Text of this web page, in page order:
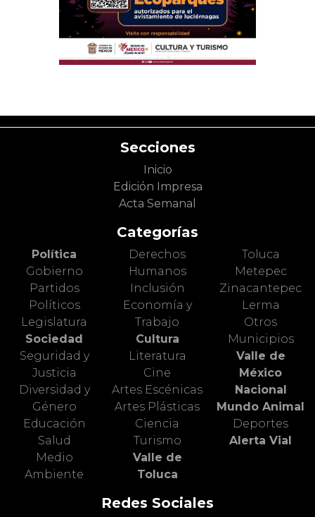
Secciones
Inicio
Edición Impresa
Acta Semanal
Categorías
Política
Gobierno
Partidos
Políticos
Legislatura
Sociedad
Seguridad y
Justicia
Diversidad y
Género
Educación
Salud
Medio
Ambiente
Derechos
Humanos
Inclusión
Economía y
Trabajo
Cultura
Literatura
Cine
Artes Escénicas
Artes Plásticas
Ciencia
Turismo
Valle de
Toluca
Toluca
Metepec
Zinacantepec
Lerma
Otros
Municipios
Valle de
México
Nacional
Mundo Animal
Deportes
Alerta Vial
Redes Sociales